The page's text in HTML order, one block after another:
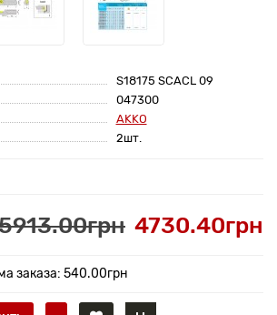
S18175 SCACL 09
047300
AKKO
2шт.
4730.40грн
заказа: 540.00грн